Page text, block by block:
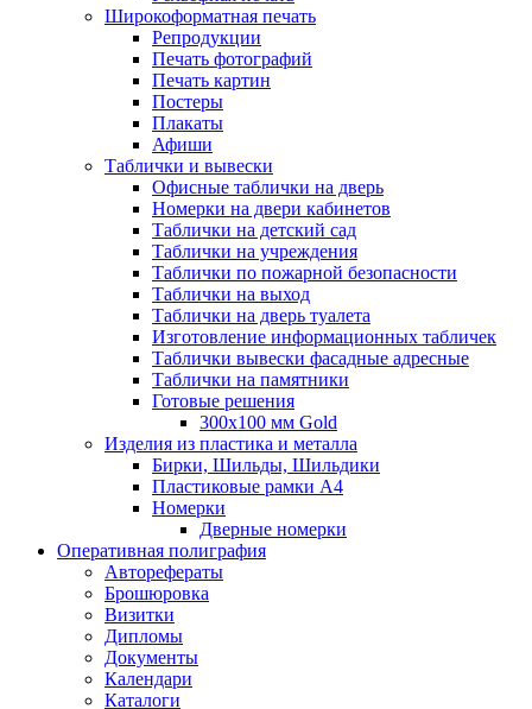
Широкоформатная печать
Репродукции
Печать фотографий
Печать картин
Постеры
Плакаты
Афиши
Таблички и вывески
Офисные таблички на дверь
Номерки на двери кабинетов
Таблички на детский сад
Таблички на учреждения
Таблички по пожарной безопасности
Таблички на выход
Таблички на дверь туалета
Изготовление информационных табличек
Таблички вывески фасадные адресные
Таблички на памятники
Готовые решения
300x100 мм Gold
Изделия из пластика и металла
Бирки, Шильды, Шильдики
Пластиковые рамки А4
Номерки
Дверные номерки
Оперативная полиграфия
Авторефераты
Брошюровка
Визитки
Дипломы
Документы
Календари
Каталоги